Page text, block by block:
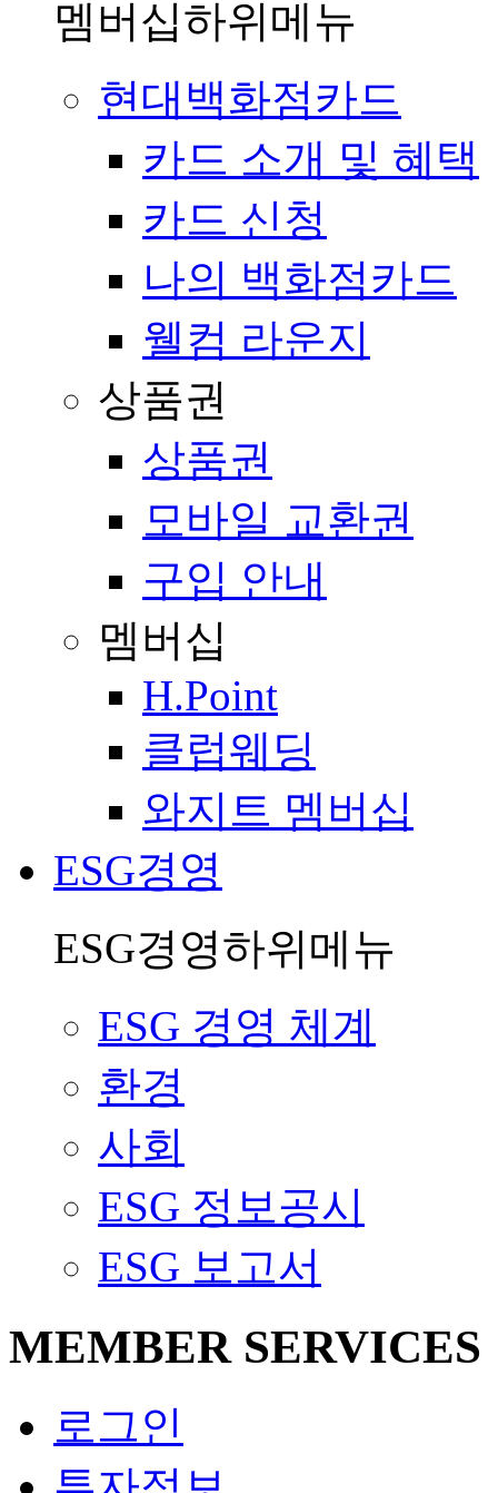
멤버십하위메뉴
현대백화점카드
카드 소개 및 혜택
카드 신청
나의 백화점카드
웰컴 라운지
상품권
상품권
모바일 교환권
구입 안내
멤버십
H.Point
클럽웨딩
와지트 멤버십
ESG경영
ESG경영하위메뉴
ESG 경영 체계
환경
사회
ESG 정보공시
ESG 보고서
MEMBER SERVICES
로그인